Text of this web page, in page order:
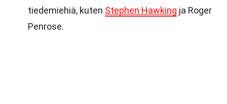
tiedemiehiä, kuten Stephen Hawking ja Roger
Penrose.